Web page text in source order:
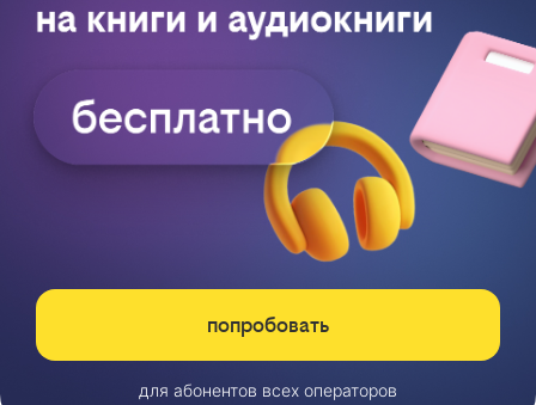
попробовать
для абонентов всех операторов